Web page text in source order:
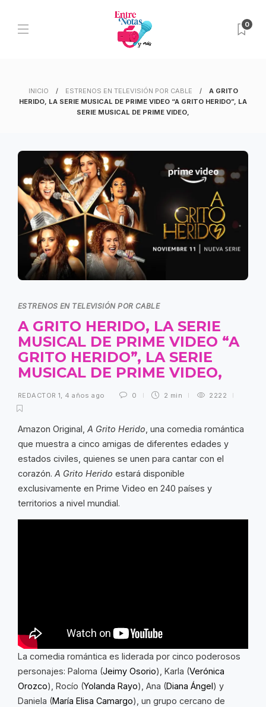
0
INICIO ESTRENOS EN TELEVISIÓN POR CABLE
A GRITO
HERIDO, LA SERIE MUSICAL DE PRIME VIDEO “A GRITO HERIDO”, LA
SERIE MUSICAL DE PRIME VIDEO,
ESTRENOS EN TELEVISIÓN POR CABLE
A GRITO HERIDO, LA SERIE
MUSICAL DE PRIME VIDEO “A
GRITO HERIDO”, LA SERIE
MUSICAL DE PRIME VIDEO,
REDACTOR 1, 4 años ago 0 2 min 2222
Amazon Original, A Grito Herido , una comedia romántica
que muestra a cinco amigas de diferentes edades y
estados civiles, quienes se unen para cantar con el
corazón. A Grito Herido estará disponible
exclusivamente en Prime Video en 240 países y
territorios a nivel mundial.
La comedia romántica es liderada por cinco poderosos
personajes: Paloma (Jeimy Osorio), Karla (Verónica
Orozco), Rocío (Yolanda Rayo), Ana (Diana Ángel ) y
Daniela (María Elisa Camargo), un grupo cercano de